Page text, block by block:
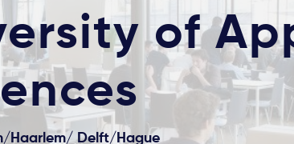
of
Haarlem/ Delft/Hague